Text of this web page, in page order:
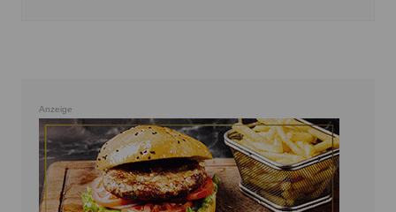
Anzeige